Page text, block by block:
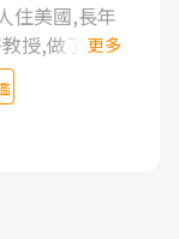
住美國,長年
授,做了各種
徒手治療都
有限,只是壓
生活品質.
頭症候群專
更多